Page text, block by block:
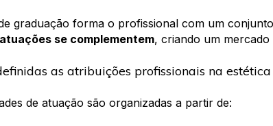
graduação forma o profissional com um
se complementem, criando um mercado
as atribuições profissionais na estética
de atuação são organizadas a partir de: